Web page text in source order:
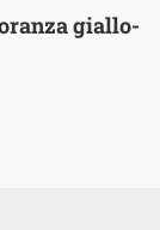
giallo-